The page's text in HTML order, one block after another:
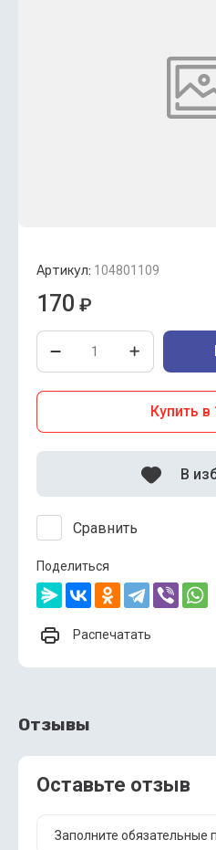
Артикул: 104801109
170 ₽
Купить в
Сравнить
В
Поделиться
Распечатать
Отзывы
Оставьте отзыв
Заполните обязательные